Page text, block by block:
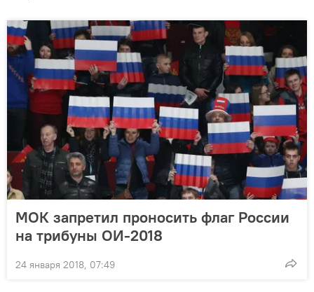
МОК запретил проносить флаг России
на трибуны ОИ-2018
24 января 2018, 07:49